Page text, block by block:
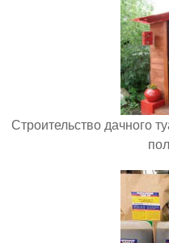
Строительство дачного